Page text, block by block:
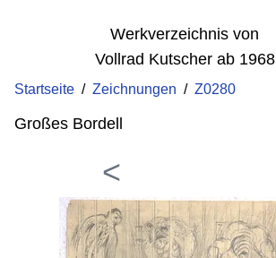
Werkverzeichnis von
Vollrad Kutscher ab 1968
Startseite / Zeichnungen / Z0280
Großes Bordell
<